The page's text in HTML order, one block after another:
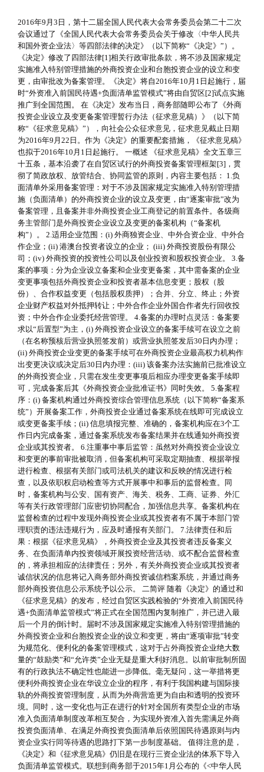
2016年9月3日，第十二届全国人民代表大会常务委员会第二十二次
会议通过了《全国人民代表大会常务委员会关于修改〈中华人民共
和国外资企业法〉等四部法律的决定》（以下简称“《决定》”）。
《决定》修改了四部法律[1]相关行政审批条款，将不涉及国家规定
实施准入特别管理措施的外商投资企业和台胞投资企业的设立和变
更，由审批改为备案管理。《决定》将自2016年10月1日起施行，届
时“外资准入前国民待遇+负面清单监管模式”将由自贸区[2]试点实施
推广到全国范围。 在《决定》发布当日，商务部随即公布了《外商
投资企业设立及变更备案管理暂行办法（征求意见稿）》（以下简
称“《征求意见稿》”），向社会公众征求意见，征求意见截止日期
为2016年9月22日。作为《决定》的重要配套措施，《征求意见稿》
也拟于2016年10月1日起施行。 一概述 《征求意见稿》全文五章三
十五条，基本沿袭了在自贸区试行的外商投资备案管理框架[3]，贯
彻了简政放权、放管结合、协同监管的原则，内容主要包括： 1.负
面清单外采用备案管理：对于不涉及国家规定实施准入特别管理措
施（负面清单）的外商投资企业的设立及变更，由“逐案审批”改为
备案管理，且备案并非外商投资企业工商登记的前置条件。各级商
务主管部门是外商投资企业设立及变更的备案机构（“备案机
构”）。 2.适用企业范围：(i) 外商独资企业、中外合资企业、中外合
作企业；(ii) 港澳台投资者设立的企业； (iii) 外商投资股份有限公
司；(iv) 外商投资的投资性公司以及创业投资和股权投资企业。 3.备
案的事项：分为企业设立备案和企业变更备案，其中需备案的企业
变更事项包括外商投资企业和投资者基本信息变更；股权（股
份）、合作权益变更（包括股权质押）；合并、分立、终止；外资
企业财产权益对外抵押转让；中外合作企业外国合作者先行回收投
资；中外合作企业委托经营管理。 4.备案的办理时点灵活：备案要
求以“后置型”为主，(i) 外商投资企业设立的备案手续可在设立之前
（在名称预核后营业执照签发前）或营业执照签发后30日内办理；
(ii) 外商投资企业变更的备案手续可在外商投资企业最高权力机构作
出变更决议或决定后30日内办理：(iii) 该备案办法实施前已批准设立
的外商投资企业，只需在发生变更事项后相应办理变更备案手续即
可，完成备案后其《外商投资企业批准证书》同时失效。 5.备案程
序：(i) 备案机构通过外商投资综合管理信息系统（以下简称“备案系
统”）开展备案工作，外商投资企业通过备案系统在线即可完成设立
或变更备案手续；(ii) 信息填报完整、准确的，备案机构应在3个工
作日内完成备案，通过备案系统发布备案结果并在线通知外商投资
企业或其投资者。 6.注重事中事后监管：虽然对外商投资企业设立
和变更的事前审批被取消，但备案机构可采取定期抽查、根据举报
进行检查、根据有关部门或司法机关的建议和反映的情况进行检
查，以及依职权启动检查等方式开展事中和事后的监督检查。同
时，备案机构与公安、国有资产、海关、税务、工商、证券、外汇
等有关行政管理部门应密切协同配合，加强信息共享。备案机构在
监督检查的过程中发现外商投资企业或其投资者有不属于本部门管
理职责的违法违规行为，应及时通报有关部门。 7.法律责任和后
果：根据《征求意见稿》，外商投资企业及其投资者违反备案义
务、在负面清单内投资领域开展投资经营活动、或不配合监督检查
的，将承担相应的法律责任；另外，有关外商投资企业或其投资者
诚信状况的信息将记入商务部外商投资诚信档案系统，并通过商务
部外商投资信息公示系统予以公示。 二简评 随着《决定》的通过和
《征求意见稿》的发布，经过自贸区实践检验的“外资准入前国民待
遇+负面清单监管模式”将正式在全国范围内复制推广，并已进入最
后一个月的倒计时。届时不涉及国家规定实施准入特别管理措施的
外商投资企业和台胞投资企业的设立和变更，将由“逐项审批”转变
为规范化、便利化的备案管理模式，这对于占外商投资企业绝大数
量的“鼓励类”和“允许类”企业无疑是重大利好消息。以前审批制所固
有的行政执法不确定性也能进一步降低。毫无疑问，这一举措将更
便利外商投资企业在华设立企业的程序，有利于我国构建与国际接
轨的外商投资管理制度，从而为外商营造更为自由和透明的投资环
境。同时，这一变化也与正在进行的针对全国所有类型企业的市场
准入负面清单制度改革相互契合，为实现外资准入首先需满足外商
投资负面清单、在满足外商投资负面清单后依照国民待遇原则与内
资企业实行同等待遇的思路打下第一步制度基础。 值得注意的是，
《决定》和《征求意见稿》仍旧是在现行三资企业法的体系下导入
负面清单监管模式。联想到商务部于2015年1月公布的《<中华人民